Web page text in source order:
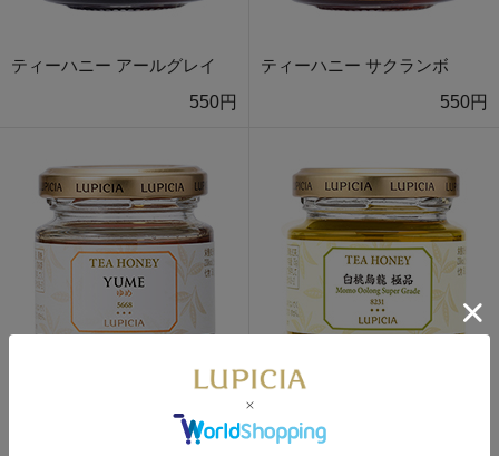
ティーハニー アールグレイ
550円
ティーハニー サクランボ
550円
550円